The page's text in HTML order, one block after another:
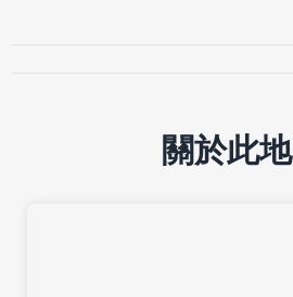
關於此